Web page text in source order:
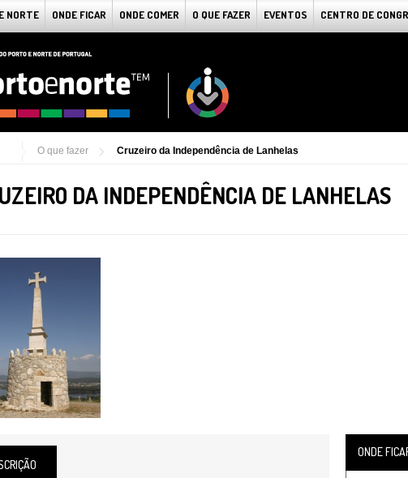
NORTE ONDE FICAR ONDE COMER O QUE FAZER EVENTOS CENTRO DE
O que fazer Cruzeiro da Independência de Lanhelas
DA INDEPENDÊNCIA DE LANHELAS
ONDE